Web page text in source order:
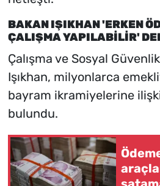
BAKAN IŞIKHAN 'ERKEN
ÇALIŞMA YAPILABİLİR'
Çalışma ve Sosyal
Işıkhan, milyonlarca
bayram ikramiyelerine
bulundu.